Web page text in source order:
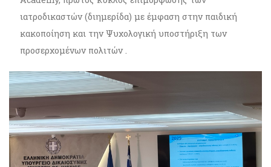
ιατροδικαστών (διημερίδα) με έμφαση στην παιδική
κακοποίηση και την Ψυχολογική υποστήριξη των
προσερχομένων πολιτών .